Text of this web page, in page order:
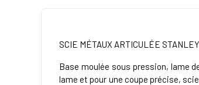
SCIE MÉTAUX ARTICULÉE STANLEY
Base moulée sous pression, lame
lame et pour une coupe précise,